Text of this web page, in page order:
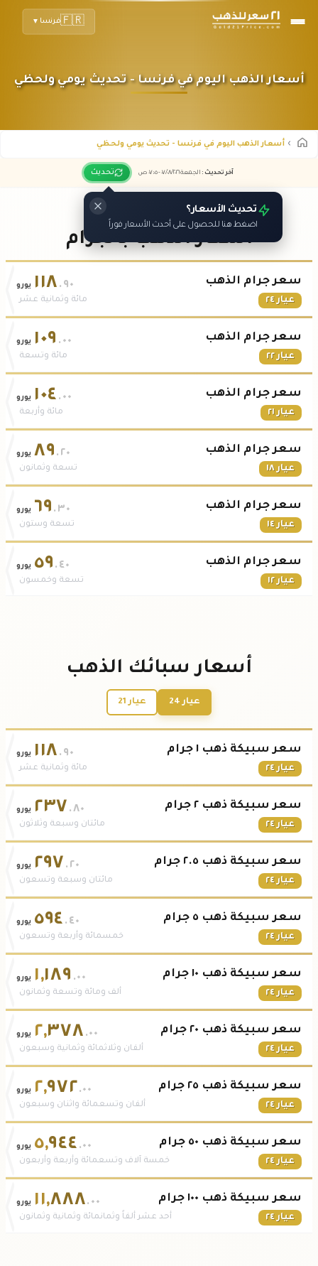
🇫🇷فرنسا ▼
أسعار الذهب اليوم في فرنسا - تحديث يومي ولحظي
أسعار الذهب اليوم في فرنسا - تحديث يومي ولحظي
آخر تحديث : الجمعة ٠٧ /٠٨/٢٠٢٦ - ٠٧:٠٥ ص تحديث
تحديث الأسعار؟
اضغط هنا للحصول على أحدث الأسعار فوراً
أسعار الذهب بالجرام
سعر جرام الذهب
عيار ٢٤
١١٨ .٩٠ يورو
مائة وثمانية عشر
سعر جرام الذهب
عيار ٢٢
١٠٩ .٠٠ يورو
مائة وتسعة
سعر جرام الذهب
عيار ٢١
١٠٤ .٠٠ يورو
مائة وأربعة
سعر جرام الذهب
عيار ١٨
٨٩ .٢٠ يورو
تسعة وثمانون
سعر جرام الذهب
عيار ١٤
٦٩ .٣٠ يورو
تسعة وستون
سعر جرام الذهب
عيار ١٢
٥٩ .٤٠ يورو
تسعة وخمسون
أسعار سبائك الذهب
عيار 24 عيار 21
سعر سبيكة ذهب ١ جرام
عيار ٢٤
١١٨ .٩٠ يورو
مائة وثمانية عشر
سعر سبيكة ذهب ٢ جرام
عيار ٢٤
٢٣٧ .٨٠ يورو
مائتان وسبعة وثلاثون
سعر سبيكة ذهب ٢.٥ جرام
عيار ٢٤
٢٩٧ .٢٠ يورو
مائتان وسبعة وتسعون
سعر سبيكة ذهب ٥ جرام
عيار ٢٤
٥٩٤ .٤٠ يورو
خمسمائة وأربعة وتسعون
سعر سبيكة ذهب ١٠ جرام
عيار ٢٤
١,١٨٩ .٠٠ يورو
ألف ومائة وتسعة وثمانون
سعر سبيكة ذهب ٢٠ جرام
عيار ٢٤
٢,٣٧٨ .٠٠ يورو
ألفان وثلاثمائة وثمانية وسبعون
سعر سبيكة ذهب ٢٥ جرام
عيار ٢٤
٢,٩٧٢.٠٠ يورو
ألفان وتسعمائة واثنان وسبعون
سعر سبيكة ذهب ٥٠ جرام
عيار ٢٤
٥,٩٤٤ .٠٠ يورو
خمسة آلاف وتسعمائة وأربعة وأربعون
سعر سبيكة ذهب ١٠٠ جرام
عيار ٢٤
١١,٨٨٨.٠٠ يورو
أحد عشر ألفاً وثمانمائة وثمانية وثمانون